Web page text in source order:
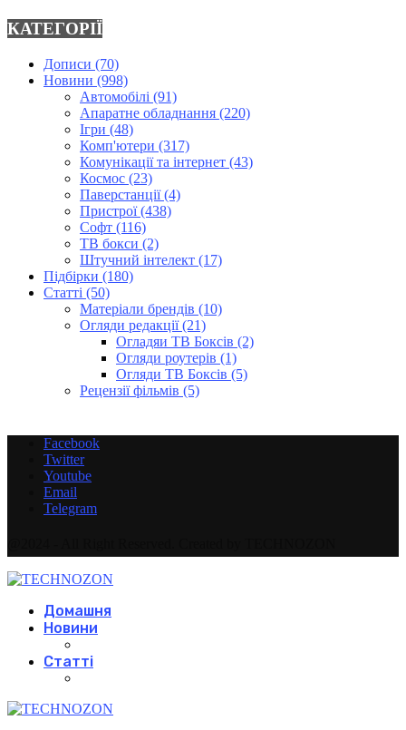
КАТЕГОРІЇ
Дописи (70)
Новини (998)
Автомобілі (91)
Апаратне обладнання (220)
Ігри (48)
Комп'ютери (317)
Комунікації та інтернет (43)
Космос (23)
Паверстанції(4)
Пристрої(438)
Софт (116)
ТВ бокси (2)
Штучний інтелект (17)
Підбірки (180)
Статті (50)
Матеріали брендів (10)
Огляди редакції(21)
Огладяи ТВ Боксів (2)
Огляди роутерів (1)
Огляди ТВ Боксів (5)
Рецензії фільмів (5)
Facebook
Twitter
Youtube
Email
Telegram
Домашня
Новини
Статті